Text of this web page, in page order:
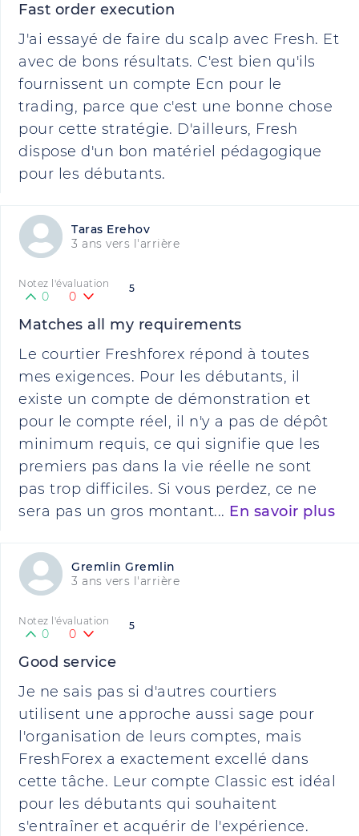
Fast order execution
J'ai essayé de faire du scalp avec Fresh. Et
avec de bons résultats. C'est bien qu'ils
fournissent un compte Ecn pour le
trading, parce que c'est une bonne chose
pour cette stratégie. D'ailleurs, Fresh
dispose d'un bon matériel pédagogique
pour les débutants.
Taras Erehov
3 ans vers l'arrière
5
Notez l'évaluation
0 0
Matches all my requirements
Le courtier Freshforex répond à toutes
mes exigences. Pour les débutants, il
existe un compte de démonstration et
pour le compte réel, il n'y a pas de dépôt
minimum requis, ce qui signifie que les
premiers pas dans la vie réelle ne sont
pas trop difficiles. Si vous perdez, ce ne
sera pas un gros montant... En savoir plus
Gremlin Gremlin
3 ans vers l'arrière
5
Notez l'évaluation
0 0
Good service
Je ne sais pas si d'autres courtiers
utilisent une approche aussi sage pour
l'organisation de leurs comptes, mais
FreshForex a exactement excellé dans
cette tâche. Leur compte Classic est idéal
pour les débutants qui souhaitent
s'entraîner et acquérir de l'expérience.